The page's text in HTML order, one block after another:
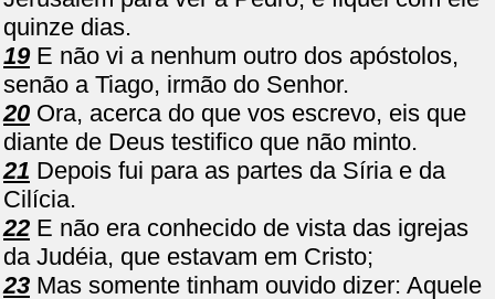
quinze dias.
19E não vi a nenhum outro dos apóstolos,
senão a Tiago, irmão do Senhor.
20 Ora, acerca do que vos escrevo, eis que
diante de Deus testifico que não minto.
21 Depois fui para as partes da Síria e da
Cilícia.
22 E não era conhecido de vista das igrejas
da Judéia, que estavam em Cristo;
23 Mas somente tinham ouvido dizer: Aquele